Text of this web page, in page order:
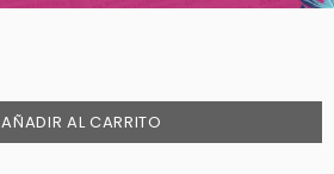
AÑADIR AL CARRITO